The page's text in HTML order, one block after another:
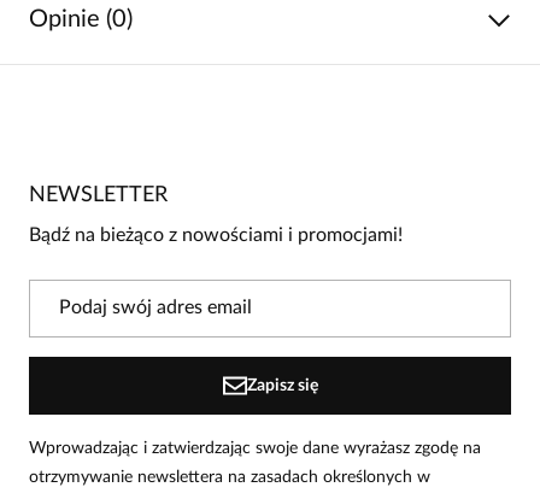
Opinie (0)
Bądź pierwszą osobą, która podzieli się opinią o tym
W naszej witrynie opinie mogą dodawać tylko
NEWSLETTER
Bądź na bieżąco z nowościami i promocjami!
Zapisz się
Wprowadzając i zatwierdzając swoje dane wyrażasz zgodę na
otrzymywanie newslettera na zasadach określonych w